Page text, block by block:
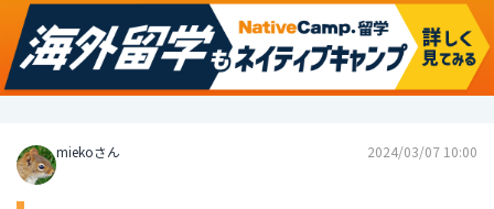
miekoさん 2024/03/07 10:00